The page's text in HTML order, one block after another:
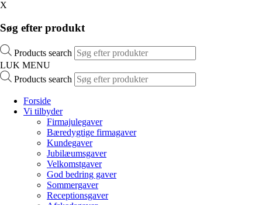
X
Søg efter produkt
Products search
LUK MENU
Products search
Forside
Vi tilbyder
Firmajulegaver
Bæredygtige firmagaver
Kundegaver
Jubilæumsgaver
Velkomstgaver
God bedring gaver
Sommergaver
Receptionsgaver